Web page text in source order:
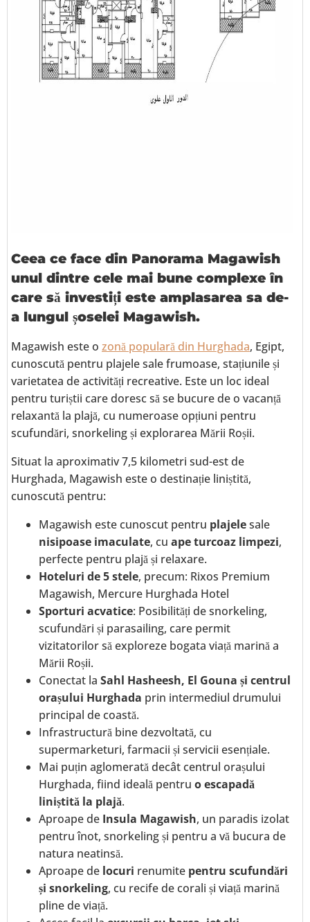
Ceea ce face din Panorama Magawish
unul dintre cele mai bune complexe în
care să investiți este amplasarea sa de-
a lungul șoselei Magawish.
Magawish este o zonă populară din Hurghada, Egipt,
cunoscută pentru plajele sale frumoase, stațiunile și
varietatea de activități recreative. Este un loc ideal
pentru turiștii care doresc să se bucure de o vacanță
relaxantă la plajă, cu numeroase opțiuni pentru
scufundări, snorkeling și explorarea Mării Roșii.
Situat la aproximativ 7,5 kilometri sud-est de
Hurghada, Magawish este o destinație liniștită,
cunoscută pentru:
Magawish este cunoscut pentru plajelesale
nisipoase imaculate, cu ape turcoaz limpezi,
perfecte pentru plajă și relaxare.
Hoteluri de 5 stele, precum: Rixos Premium
Magawish, Mercure Hurghada Hotel
Sporturi acvatice: Posibilități de snorkeling,
scufundări și parasailing, care permit
vizitatorilor să exploreze bogata viață marină a
Mării Roșii.
Conectat la Sahl Hasheesh, El Gouna și centrul
orașului Hurghada prin intermediul drumului
principal de coastă.
Infrastructură bine dezvoltată, cu
supermarketuri, farmacii și servicii esențiale.
Mai puțin aglomerată decât centrul orașului
Hurghada, fiind ideală pentru o escapadă
liniștită la plajă.
Aproape de Insula Magawish, un paradis izolat
pentru înot, snorkeling și pentru a vă bucura de
natura neatinsă.
Aproape de locuri renumite pentru scufundări
și snorkeling, cu recife de corali și viață marină
pline de viață.